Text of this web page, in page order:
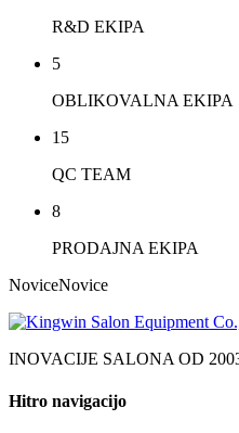
R&D EKIPA
5
OBLIKOVALNA EKIPA
15
QC TEAM
8
PRODAJNA EKIPA
NoviceNovice
INOVACIJE SALONA OD
Hitro navigacijo